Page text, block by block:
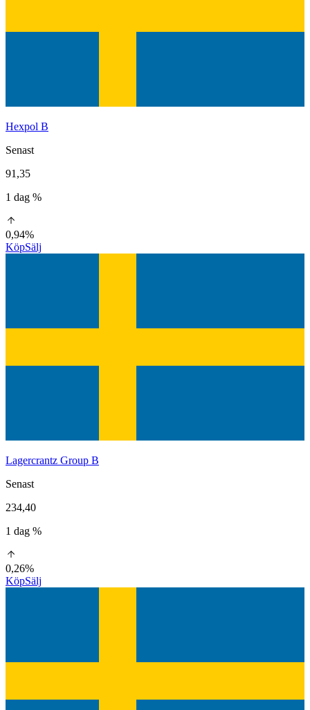
Hexpol B
Senast
91,35
1 dag %
0,94%
KöpSälj
Lagercrantz Group B
Senast
234,40
1 dag %
0,26%
KöpSälj